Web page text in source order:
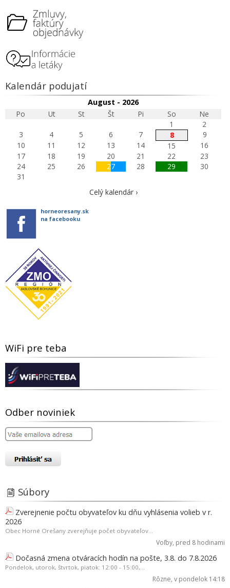
Kalendár podujatí
August - 2026
Po
Ut St Št Pi So
Ne
1
2
3
4 5 6 7 8
9
10
11 12 13 14 15
16
17
18 19 20 21 22
23
24
25 26 27 28 29
30
31
Celý kalendár ›
horneoresany.sk
na facebooku
WiFi pre teba
Odber noviniek
Súbory
Zverejnenie počtu obyvateľov ku dňu vyhlásenia volieb v r.
2026
Obec Horné Orešany zverejňuje počet obyvateľov...
Voľby, pred 8 hodinami
Dočasná zmena otváracích hodín na pošte, 3.8. do 7.8.2026
Pondelok, utorok, štvrtok, piatok: 12:00 - 15:00,...
Rôzne, v pondelok 14:18